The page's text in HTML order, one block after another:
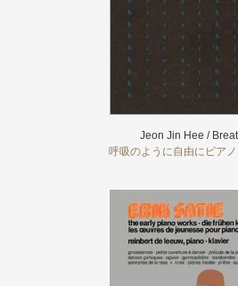
Jeon Jin Hee /
呼吸のように自由にピア